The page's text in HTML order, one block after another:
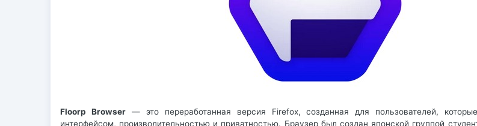
Floorp Browser— это переработанная версия Firefox, созданная для пользователей,
интерфейсом, производительностью и приватностью. Браузер был создан японской группой